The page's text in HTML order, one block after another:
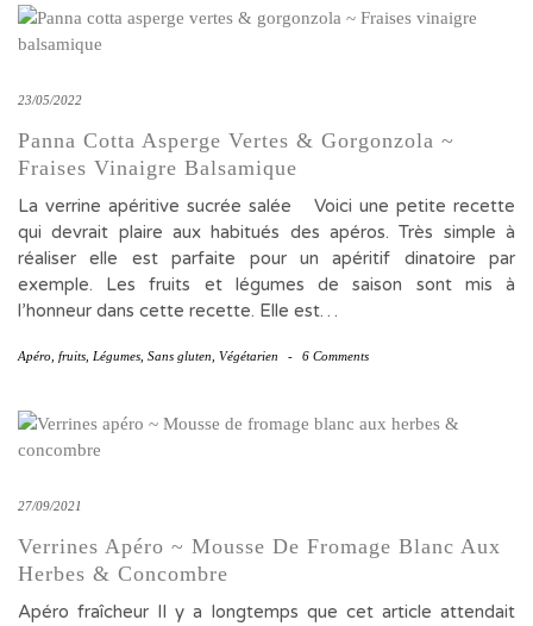
23/05/2022
Panna Cotta Asperge Vertes & Gorgonzola ~
Fraises Vinaigre Balsamique
La verrine apéritive sucrée salée Voici une petite recette
qui devrait plaire aux habitués des apéros. Très simple à
réaliser elle est parfaite pour un apéritif dinatoire par
exemple. Les fruits et légumes de saison sont mis à
l’honneur dans cette recette. Elle est…
Apéro fruits Légumes Sans gluten Végétarien - 6 Comments
27/09/2021
Verrines Apéro ~ Mousse De Fromage Blanc Aux
Herbes & Concombre
Apéro fraîcheur Il y a longtemps que cet article attendait